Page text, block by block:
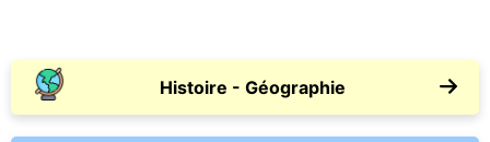
Histoire - Géographie